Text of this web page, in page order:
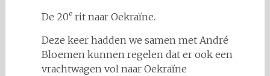
De 20erit naar Oekraïne.
Deze keer hadden we samen met André
Bloemen kunnen regelen dat er ook een
vrachtwagen vol naar Oekraïne